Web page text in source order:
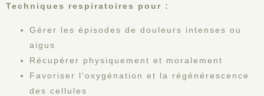
Techniques respiratoires pour :
Gérer les épisodes de douleurs intenses ou
aigus
Récupérer physiquement et moralement
Favoriser l’oxygénation et la régénérescence
des cellules